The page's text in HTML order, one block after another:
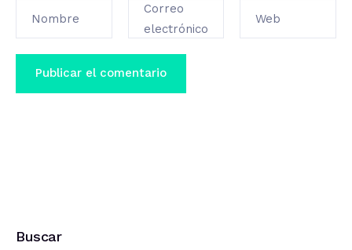
Nombre
Correo
electrónico
Web
Buscar